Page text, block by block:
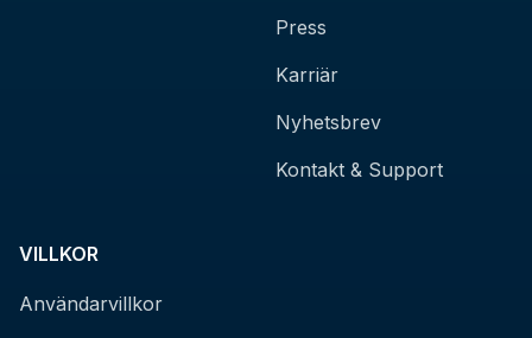
Press
Karriär
Nyhetsbrev
Kontakt & Support
VILLKOR
Användarvillkor